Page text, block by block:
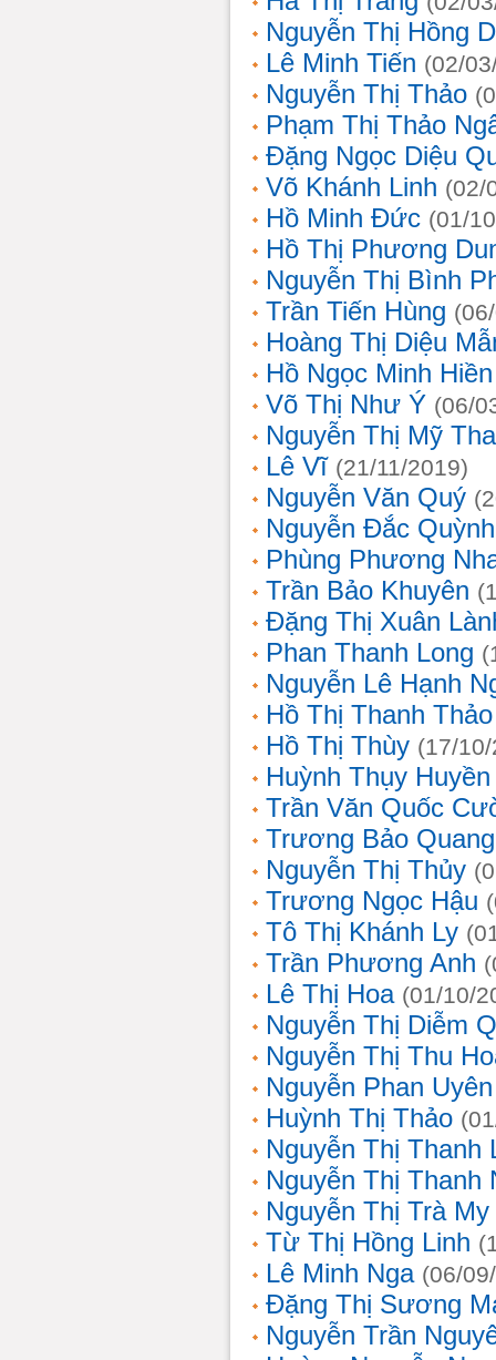
Nguyễn Thị Hồng
Lê Minh Tiến (02/
Nguyễn Thị Thảo
Phạm Thị Thảo
Đặng Ngọc Diệu
Võ Khánh Linh (02/
Hồ Minh Đức (01/
Hồ Thị Phương
Nguyễn Thị Bình
Trần Tiến Hùng
Hoàng Thị Diệu
Hồ Ngọc Minh Hiền
Võ Thị Như Ý (06/
Nguyễn Thị Mỹ
Lê Vĩ (21/11/2019)
Nguyễn Văn Quý
Nguyễn Đắc
Phùng Phương
Trần Bảo Khuyên
Đặng Thị Xuân
Phan Thanh Long
Nguyễn Lê Hạnh
Hồ Thị Thanh Thảo
Hồ Thị Thùy (17/
Huỳnh Thụy
Trần Văn Quốc
Trương Bảo
Nguyễn Thị Thủy
Trương Ngọc Hậu
Tô Thị Khánh Ly
Trần Phương Anh
Lê Thị Hoa (01/10/
Nguyễn Thị Diễm
Nguyễn Thị Thu
Nguyễn Phan
Huỳnh Thị Thảo
Nguyễn Thị Thanh
Nguyễn Thị Thanh
Nguyễn Thị Trà My
Từ Thị Hồng Linh
Lê Minh Nga (06/
Đặng Thị Sương
Nguyễn Trần